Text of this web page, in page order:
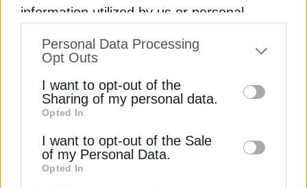
information utilized by us or personal
to your opt-out. You may separately opt-out
information by third parties on the IAB’s list
of downstream participants. This
information may also be disclosed by us to
third parties on theIAB’s List of
Downstream Participants
Personal Data Processing
Opt Outs
I want to opt-out of the
Sharing of my personal data.
Opted In
I want to opt-out of the Sale
of my Personal Data.
Opted In
ΗΛΕΚΤΡΟΚΙΝΗΣΗ